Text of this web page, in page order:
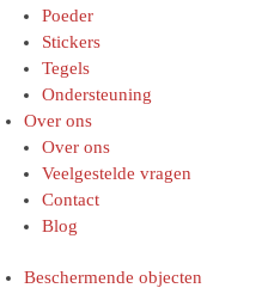
Poeder
Stickers
Tegels
Ondersteuning
Over ons
Over ons
Veelgestelde vragen
Contact
Blog
Beschermende objecten